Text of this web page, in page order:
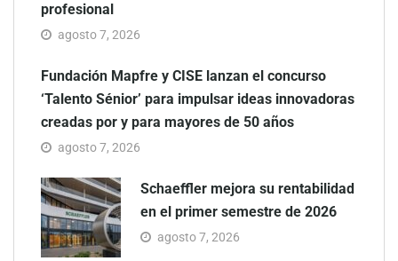
profesional
agosto 7, 2026
Fundación Mapfre y CISE lanzan el concurso
‘Talento Sénior’ para impulsar ideas innovadoras
creadas por y para mayores de 50 años
agosto 7, 2026
Schaeffler mejora su rentabilidad
en el primer semestre de 2026
agosto 7, 2026